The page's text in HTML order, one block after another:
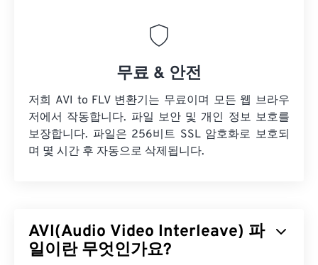
무료 & 안전
저희 AVI to FLV 변환기는 무료이며 모든 웹 브라우
저에서 작동합니다. 파일 보안 및 개인 정보 보호를
보장합니다. 파일은 256비트 SSL 암호화로 보호되
며 몇 시간 후 자동으로 삭제됩니다.
AVI(Audio Video Interleave) 파
일이란 무엇인가요?